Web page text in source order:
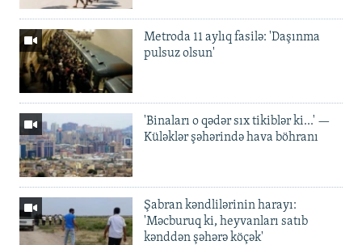
Metroda 11 aylıq fasilə: 'Daşınma
pulsuz olsun'
'Binaları o qədər sıx tikiblər ki...' —
Küləklər şəhərində hava böhranı
Şabran kəndlilərinin harayı:
'Məcburuq ki, heyvanları satıb
kənddən şəhərə köçək'